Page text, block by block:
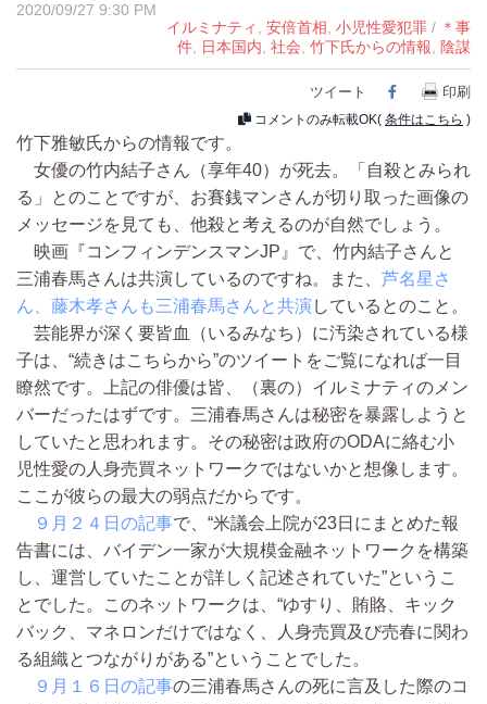
2020/09/27 9:30 PM
イルミナティ , 安倍首相, 小児性愛犯罪 / ＊事
件, 日本国内, 社会, 竹下氏からの情報, 陰謀
ツイート Facebook
印刷
コメントのみ転載OK( 条件はこちら )
竹下雅敏氏からの情報です。
女優の竹内結子さん（享年40）が死去。「自殺とみられ
る」とのことですが、お賽銭マンさんが切り取った画像の
メッセージを見ても、他殺と考えるのが自然でしょう。
映画『コンフィンデンスマンJP』で、竹内結子さんと
三浦春馬さんは共演しているのですね。また、 芦名星さ
ん、藤木孝さんも三浦春馬さんと共演しているとのこと。
芸能界が深く要皆血（いるみなち）に汚染されている様
子は、“続きはこちらから”のツイートをご覧になれば一目
瞭然です。上記の俳優は皆、（裏の）イルミナティのメン
バーだったはずです。三浦春馬さんは秘密を暴露しようと
していたと思われます。その秘密は政府のODAに絡む小
児性愛の人身売買ネットワークではないかと想像します。
ここが彼らの最大の弱点だからです。
９月２４日の記事で、“米議会上院が23日にまとめた報
告書には、バイデン一家が大規模金融ネットワークを構築
し、運営していたことが詳しく記述されていた”というこ
とでした。このネットワークは、“ゆすり、賄賂、キック
バック、マネロンだけではなく、人身売買及び売春に関わ
る組織とつながりがある”ということでした。
９月１６日の記事の三浦春馬さんの死に言及した際のコ